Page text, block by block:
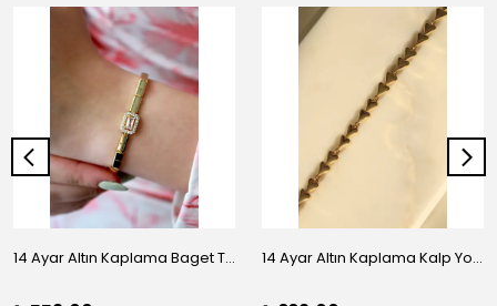
14 Ayar Altın Kaplama Baget Taşlı Vip Bileklik 14 Ayar Altın Kaplama Kalp Yolu Bileklik